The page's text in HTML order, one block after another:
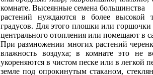
комнате. Высеянные семена большинства
растений нуждаются в более высокой
градусов. Для этого плошки или
центрального отопления или помещают в
При размножении многих растений
влажность воздуха; в комнате это не
укореняются в чистом песке или в легкой
земле под опрокинутым стаканом,